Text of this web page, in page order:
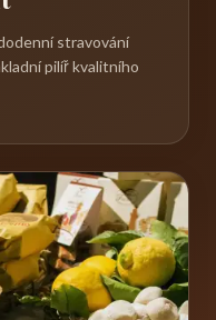
stravování
pilíř kvalitního